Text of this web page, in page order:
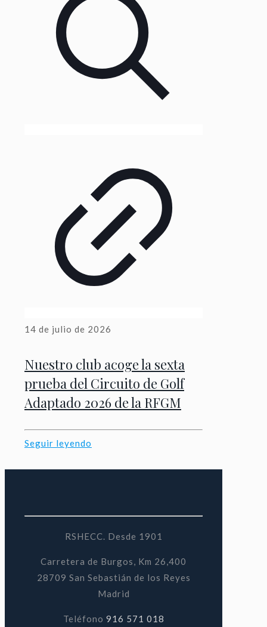
14 de julio de 2026
Nuestro club acoge la sexta
prueba del Circuito de Golf
Adaptado 2026 de la RFGM
Seguir leyendo
RSHECC. Desde 1901
Carretera de Burgos, Km 26,400
28709 San Sebastián de los Reyes
Madrid
Teléfono 916 571 018